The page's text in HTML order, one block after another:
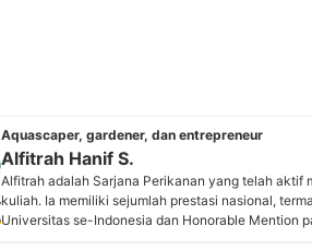
Aquascaper, gardener, dan entrepreneur
Alfitrah Hanif S.
Alfitrah adalah Sarjana Perikanan yang telah aktif
kuliah. Ia memiliki sejumlah prestasi nasional,
Universitas se-Indonesia dan Honorable Mention